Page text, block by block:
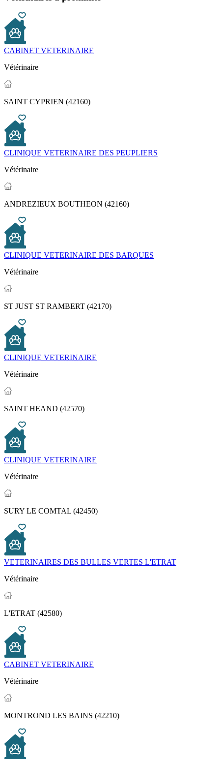
CABINET VETERINAIRE
Vétérinaire
SAINT CYPRIEN (42160)
CLINIQUE VETERINAIRE DES PEUPLIERS
Vétérinaire
ANDREZIEUX BOUTHEON (42160)
CLINIQUE VETERINAIRE DES BARQUES
Vétérinaire
ST JUST ST RAMBERT (42170)
CLINIQUE VETERINAIRE
Vétérinaire
SAINT HEAND (42570)
CLINIQUE VETERINAIRE
Vétérinaire
SURY LE COMTAL (42450)
VETERINAIRES DES BULLES VERTES L'ETRAT
Vétérinaire
L'ETRAT (42580)
CABINET VETERINAIRE
Vétérinaire
MONTROND LES BAINS (42210)